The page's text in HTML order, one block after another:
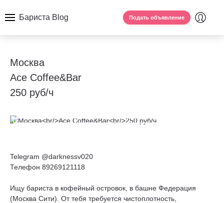
Бариста Blog Подать объявление
Москва
Ace Coffee&Bar
250 руб/ч
Telegram @darknessv020
Телефон 89269121118
Ищу бариста в кофейный островок, в башне Федерация
(Москва Сити). От тебя требуется чистоплотность,